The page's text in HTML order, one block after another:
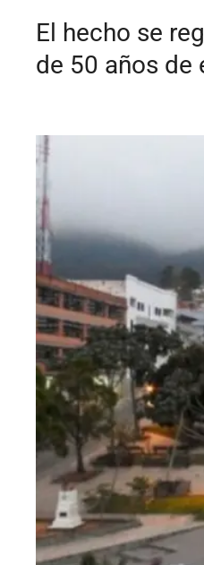
El hecho se
de 50 años de